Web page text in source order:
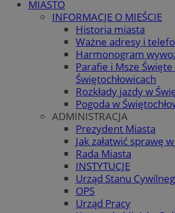
MIASTO
INFORMACJE O MIEŚCIE
Historia miasta
Ważne adresy i
Harmonogram
Parafie i Msze
Świętochłowicach
Rozkłady jazdy w
Pogoda w
ADMINISTRACJA
Prezydent Miasta
Jak załatwić sprawę
Rada Miasta
INSTYTUCJE
Urząd Stanu
OPS
Urząd Pracy